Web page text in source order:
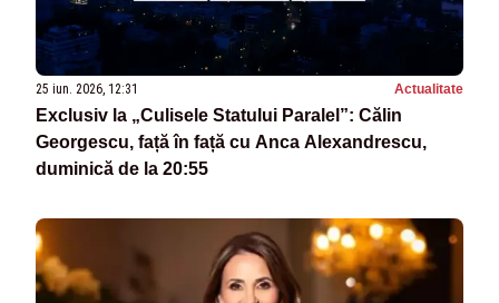
25 iun. 2026, 12:31 Actualitate
Exclusiv la „Culisele Statului Paralel”: Călin
Georgescu, față în față cu Anca Alexandrescu,
duminică de la 20:55